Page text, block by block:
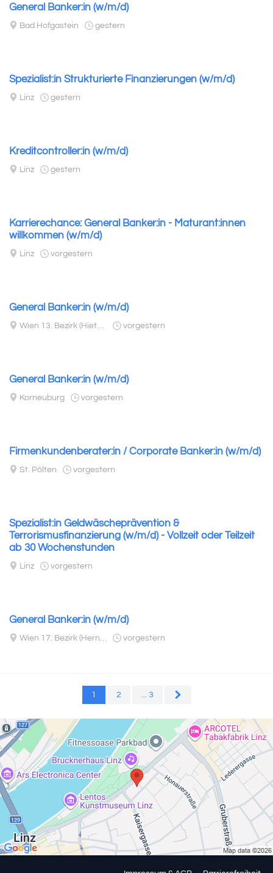
General Banker:in (w/m/d)
Bad Hofgastein gestern
Spezialist:in Strukturierte Finanzierungen (w/m/d)
Linz gestern
Kreditcontroller:in (w/m/d)
Linz gestern
Karrierechance: General Banker:in - Maturant:innen
willkommen (w/m/d)
Linz vorgestern
General Banker:in (w/m/d)
Wien 13. Bezirk (Hietzing) vorgestern
General Banker:in (w/m/d)
Korneuburg vorgestern
Firmenkundenberater:in / Corporate Banker:in (w/m/d)
St. Pölten vorgestern
Spezialist:in Geldwäscheprävention &
Terrorismusfinanzierung (w/m/d) - Vollzeit oder Teilzeit
ab 30 Wochenstunden
Linz vorgestern
General Banker:in (w/m/d)
Wien 17. Bezirk (Hernals) vorgestern
1 2 ... 3